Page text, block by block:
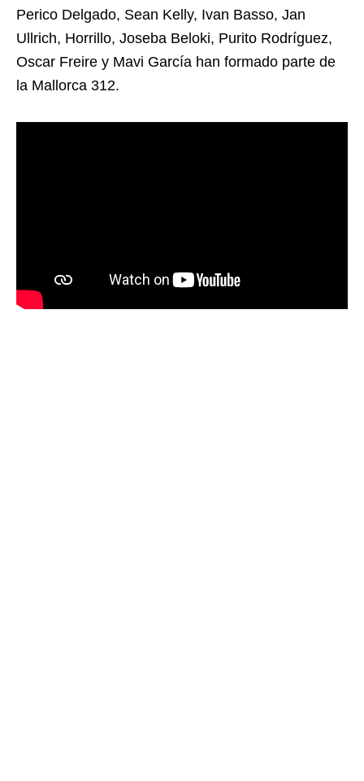
Perico Delgado, Sean Kelly, Ivan Basso, Jan
Ullrich, Horrillo, Joseba Beloki, Purito Rodríguez,
Oscar Freire y Mavi García han formado parte de
la Mallorca 312.